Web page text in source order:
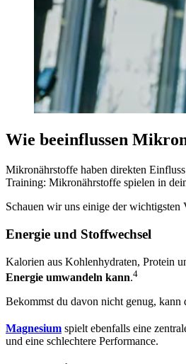
Wie beeinflussen
Mikronährstoffe haben direkten
Training: Mikronährstoffe spielen in
Schauen wir uns einige der
Energie und Stoffwechsel
Kalorien aus Kohlenhydraten, Protein
Energie umwandeln kann.4
Bekommst du davon nicht genug,
Magnesium spielt ebenfalls eine
und eine schlechtere Performance.